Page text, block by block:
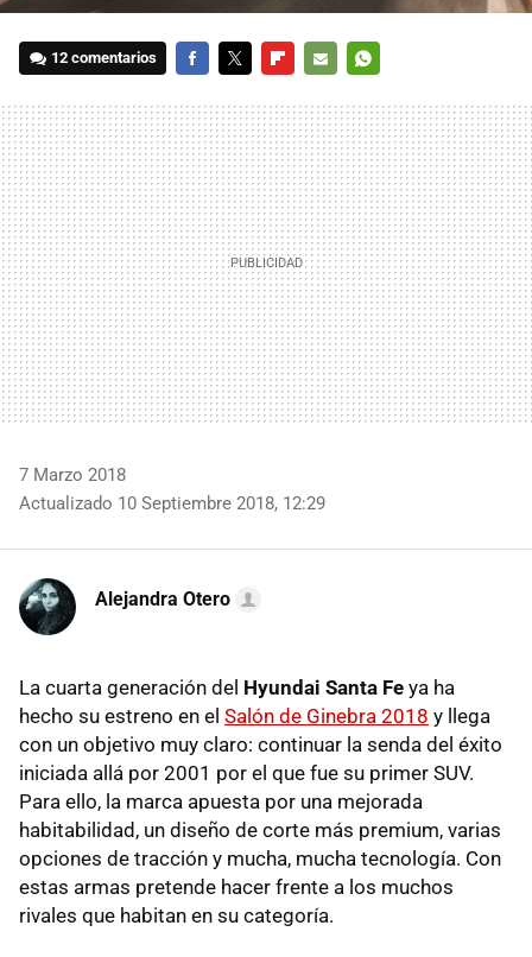
12 comentarios
MAIL
7 Marzo 2018
Actualizado 10 Septiembre 2018, 12:29
Alejandra Otero
La cuarta generación del Hyundai Santa Fe ya ha
hecho su estreno en el Salón de Ginebra 2018 y llega
con un objetivo muy claro: continuar la senda del éxito
iniciada allá por 2001 por el que fue su primer SUV.
Para ello, la marca apuesta por una mejorada
habitabilidad, un diseño de corte más premium, varias
opciones de tracción y mucha, mucha tecnología. Con
estas armas pretende hacer frente a los muchos
rivales que habitan en su categoría.